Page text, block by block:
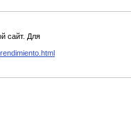
сайт. Для